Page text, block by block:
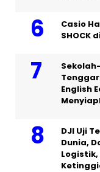
Casio
SHOCK
English
DJI Uji
Dunia,